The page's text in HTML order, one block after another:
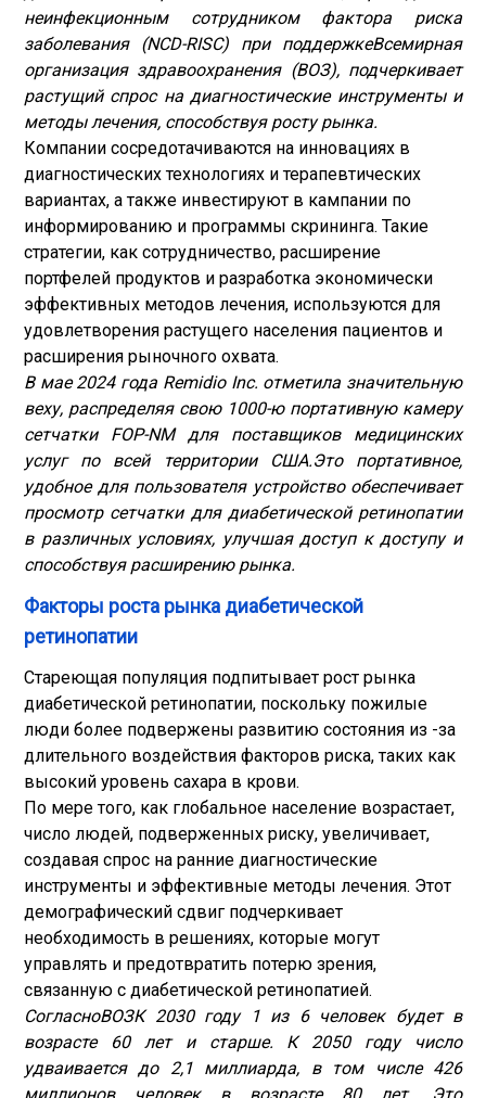
неинфекционным сотрудником фактора риска
заболевания (NCD-RISC) при поддержкеВсемирная
организация здравоохранения (ВОЗ), подчеркивает
растущий спрос на диагностические инструменты и
методы лечения, способствуя росту рынка.
Компании сосредотачиваются на инновациях в
диагностических технологиях и терапевтических
вариантах, а также инвестируют в кампании по
информированию и программы скрининга. Такие
стратегии, как сотрудничество, расширение
портфелей продуктов и разработка экономически
эффективных методов лечения, используются для
удовлетворения растущего населения пациентов и
расширения рыночного охвата.
В мае 2024 года Remidio Inc. отметила значительную
веху, распределяя свою 1000-ю портативную камеру
сетчатки FOP-NM для поставщиков медицинских
услуг по всей территории США.Это портативное,
удобное для пользователя устройство обеспечивает
просмотр сетчатки для диабетической ретинопатии
в различных условиях, улучшая доступ к доступу и
способствуя расширению рынка.
Факторы роста рынка диабетической
ретинопатии
Стареющая популяция подпитывает рост рынка
диабетической ретинопатии, поскольку пожилые
люди более подвержены развитию состояния из -за
длительного воздействия факторов риска, таких как
высокий уровень сахара в крови.
По мере того, как глобальное население возрастает,
число людей, подверженных риску, увеличивает,
создавая спрос на ранние диагностические
инструменты и эффективные методы лечения. Этот
демографический сдвиг подчеркивает
необходимость в решениях, которые могут
управлять и предотвратить потерю зрения,
связанную с диабетической ретинопатией.
СогласноВОЗК 2030 году 1 из 6 человек будет в
возрасте 60 лет и старше. К 2050 году число
удваивается до 2,1 миллиарда, в том числе 426